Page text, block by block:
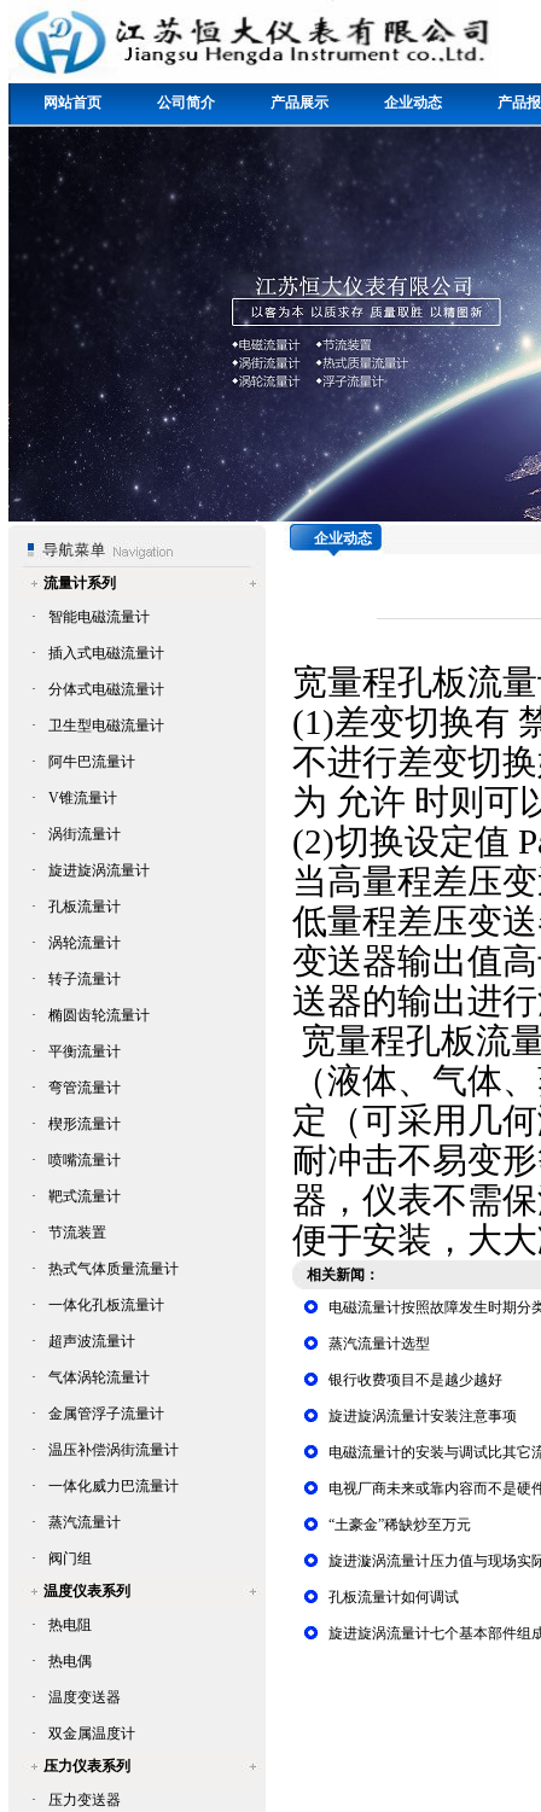
网站首页 公司简介 产品展示 企业动态 产品
流量计系列
·
智能电磁流量计
· 插入式电磁流量计
· 分体式电磁流量计
· 卫生型电磁流量计
· 阿牛巴流量计
· V锥流量计
· 涡街流量计
· 旋进旋涡流量计
· 孔板流量计
· 涡轮流量计
· 转子流量计
· 椭圆齿轮流量计
· 平衡流量计
· 弯管流量计
· 楔形流量计
· 喷嘴流量计
· 靶式流量计
· 节流装置
· 热式气体质量流量计
· 一体化孔板流量计
· 超声波流量计
· 气体涡轮流量计
· 金属管浮子流量计
· 温压补偿涡街流量计
· 一体化威力巴流量计
· 蒸汽流量计
·
阀门组
温度仪表系列
·
热电阻
· 热电偶
· 温度变送器
·
双金属温度计
压力仪表系列
·
压力变送器
企业动态
宽量程孔板流
(1)差变切换有
不进行差变切
为 允许 时则可
(2)切换设定值
当高量程差压
低量程差压变
变送器输出值
送器的输出进
宽量程孔板流
（液体、气体
定（可采用几
耐冲击不易变
器 ，仪表不需
便于安装，大
相关新闻：
电磁流量计按照故障发生时期分
蒸汽流量计选型
银行收费项目不是越少越好
旋进旋涡流量计安装注意事项
电磁流量计的安装与调试比其它
电视厂商未来或靠内容而不是硬
“土豪金”稀缺炒至万元
旋进漩涡流量计压力值与现场实
孔板流量计如何调试
旋进旋涡流量计七个基本部件组